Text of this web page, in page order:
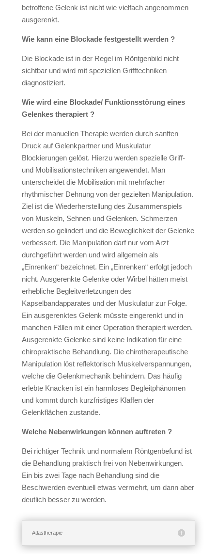
betroffene Gelenk ist nicht wie vielfach angenommen
ausgerenkt.
Wie kann eine Blockade festgestellt werden ?
Die Blockade ist in der Regel im Röntgenbild nicht
sichtbar und wird mit speziellen Grifftechniken
diagnostiziert.
Wie wird eine Blockade/ Funktionsstörung eines
Gelenkes therapiert ?
Bei der manuellen Therapie werden durch sanften
Druck auf Gelenkpartner und Muskulatur
Blockierungen gelöst. Hierzu werden spezielle Griff-
und Mobilisationstechniken angewendet. Man
unterscheidet die Mobilisation mit mehrfacher
rhythmischer Dehnung von der gezielten Manipulation.
Ziel ist die Wiederherstellung des Zusammenspiels
von Muskeln, Sehnen und Gelenken. Schmerzen
werden so gelindert und die Beweglichkeit der Gelenke
verbessert. Die Manipulation darf nur vom Arzt
durchgeführt werden und wird allgemein als
„Einrenken“ bezeichnet. Ein „Einrenken“ erfolgt jedoch
nicht. Ausgerenkte Gelenke oder Wirbel hätten meist
erhebliche Begleitverletzungen des
Kapselbandapparates und der Muskulatur zur Folge.
Ein ausgerenktes Gelenk müsste eingerenkt und in
manchen Fällen mit einer Operation therapiert werden.
Ausgerenkte Gelenke sind keine Indikation für eine
chiropraktische Behandlung. Die chirotherapeutische
Manipulation löst reflektorisch Muskelverspannungen,
welche die Gelenkmechanik behindern. Das häufig
erlebte Knacken ist ein harmloses Begleitphänomen
und kommt durch kurzfristiges Klaffen der
Gelenkflächen zustande.
Welche Nebenwirkungen können auftreten ?
Bei richtiger Technik und normalem Röntgenbefund ist
die Behandlung praktisch frei von Nebenwirkungen.
Ein bis zwei Tage nach Behandlung sind die
Beschwerden eventuell etwas vermehrt, um dann aber
deutlich besser zu werden.
Atlastherapie